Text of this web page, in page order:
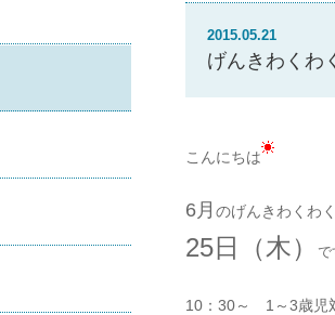
2015.05.21
げんきわくわ
こんにちは
6月 のげんきわくわ
25日（木） で
10：30～ 1～3歳児